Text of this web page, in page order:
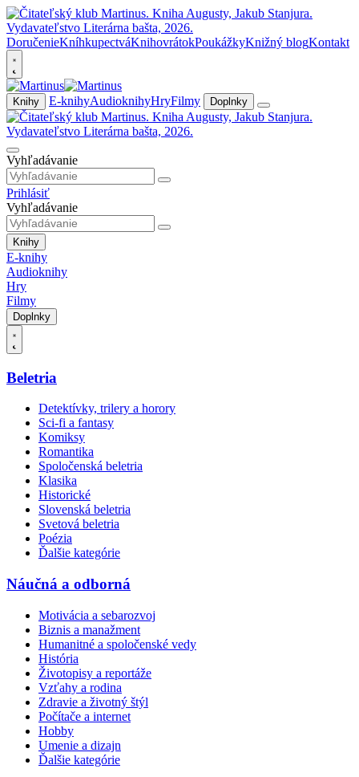
DoručenieKníhkupectváKnihovrátokPoukážkyKnižný blogKontakt
Knihy E-knihyAudioknihyHryFilmy Doplnky
Vyhľadávanie
Prihlásiť
Vyhľadávanie
Knihy
E-knihy
Audioknihy
Hry
Filmy
Doplnky
Beletria
Detektívky, trilery a horory
Sci-fi a fantasy
Komiksy
Romantika
Spoločenská beletria
Klasika
Historické
Slovenská beletria
Svetová beletria
Poézia
Ďalšie kategórie
Náučná a odborná
Motivácia a sebarozvoj
Biznis a manažment
Humanitné a spoločenské vedy
História
Životopisy a reportáže
Vzťahy a rodina
Zdravie a životný štýl
Počítače a internet
Hobby
Umenie a dizajn
Ďalšie kategórie